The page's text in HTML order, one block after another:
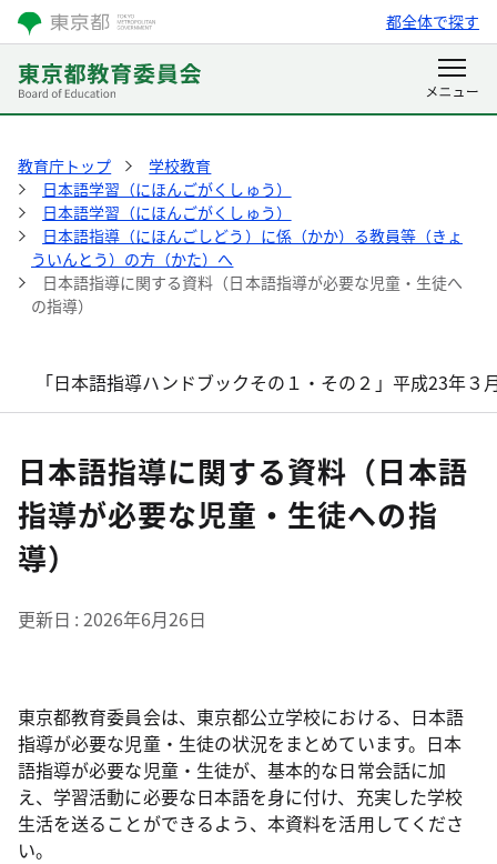
都全体で探す
教育庁トップ
学校教育
日本語学習（にほんごがくしゅう）
日本語学習（にほんごがくしゅう）
日本語指導（にほんごしどう）に係（かか）る教員等（きょ
ういんとう）の方（かた）へ
日本語指導に関する資料（日本語指導が必要な児童・生徒へ
の指導）
「日本語指導ハンドブックその１・その２」平成23年３
日本語指導に関する資料（日本語
指導が必要な児童・生徒への指
導）
更新日 2026年6月26日
東京都教育委員会は、東京都公立学校における、日本語
指導が必要な児童・生徒の状況をまとめています。日本
語指導が必要な児童・生徒が、基本的な日常会話に加
え、学習活動に必要な日本語を身に付け、充実した学校
生活を送ることができるよう、本資料を活用してくださ
い。